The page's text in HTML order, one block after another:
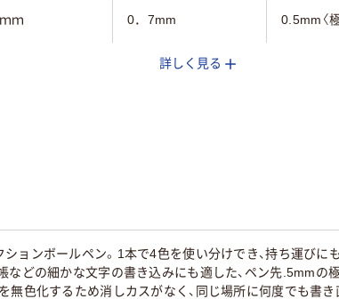
ｍ 0．7mm 0.5mm〈
カラー／多色
詳しく見る
ョンボールペン。1本で4色を使い分けでき、持ち運びに
などの細かな文字の書き込みにも適した、ペン先.5mm
無色化するため消しカスがなく、同じ場所に何度でも書き